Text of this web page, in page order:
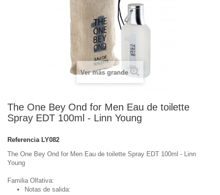
Ver más grande
The One Bey Ond for Men Eau de toilette
Spray EDT 100ml - Linn Young
Referencia LY082
The One Bey Ond for Men Eau de toilette Spray EDT 100ml - Linn
Young
Familia Olfativa:
Notas de salida: